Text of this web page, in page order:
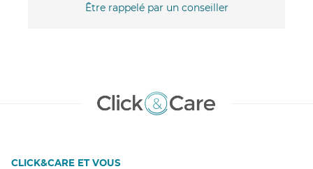
Être rappelé par un conseiller
CLICK&CARE ET VOUS